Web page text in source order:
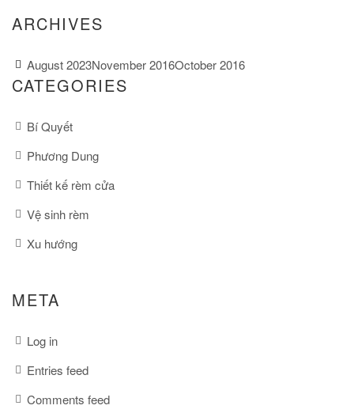
ARCHIVES
August 2023November 2016October 2016
CATEGORIES
Bí Quyết
Phương Dung
Thiết kế rèm cửa
Vệ sinh rèm
Xu hướng
META
Log in
Entries feed
Comments feed